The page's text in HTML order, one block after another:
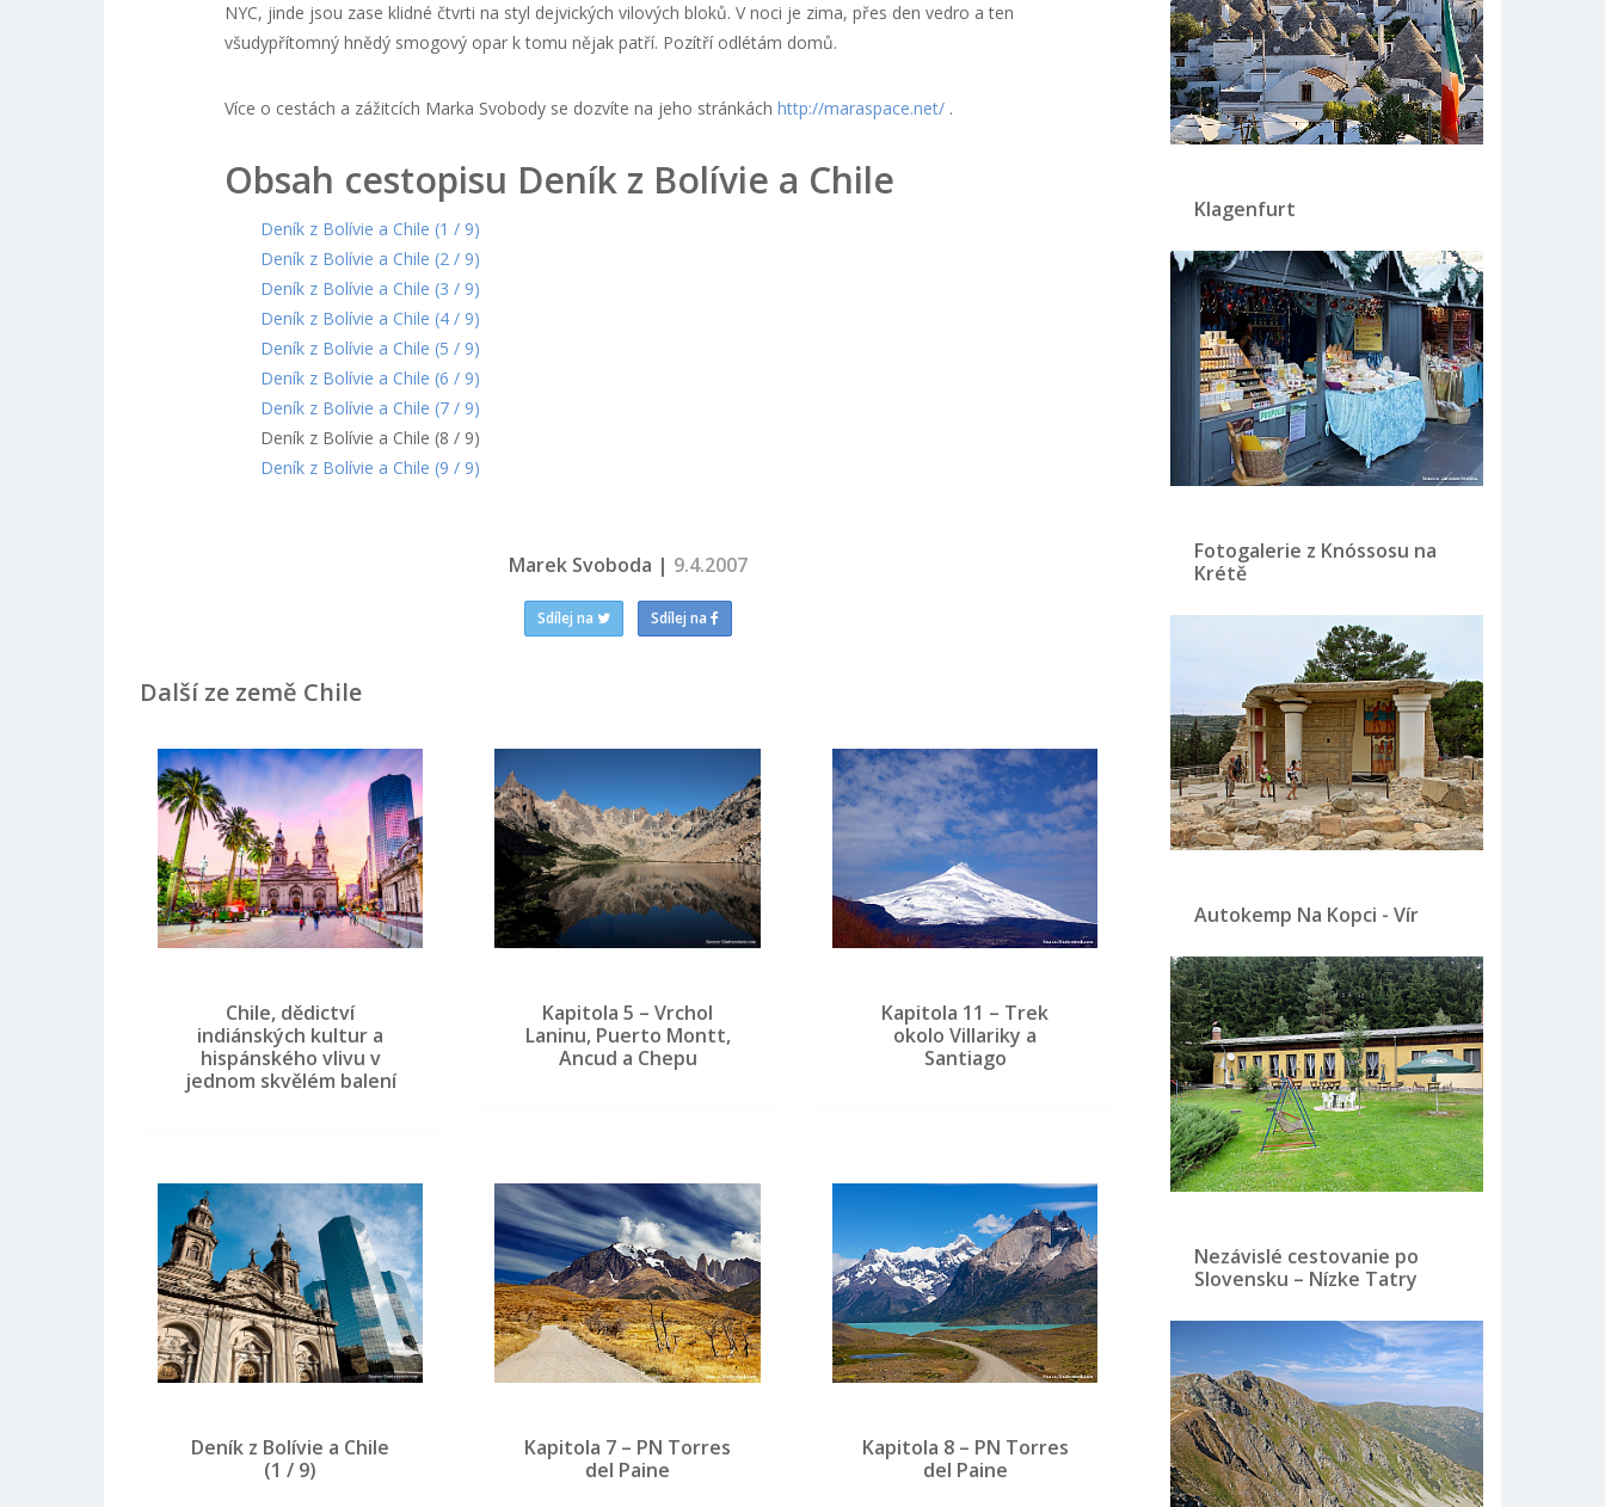
NYC, jinde jsou zase klidné čtvrti na styl dejvických vilových bloků. V noci je zima, přes den vedro a ten
všudypřítomný hnědý smogový opar k tomu nějak patří. Pozítří odlétám domů.
Více o cestách a zážitcích Marka Svobody se dozvíte na jeho stránkách http://maraspace.net/.
Obsah cestopisu Deník z Bolívie a Chile
Deník z Bolívie a Chile (1 / 9)
Deník z Bolívie a Chile (2 / 9)
Deník z Bolívie a Chile (3 / 9)
Deník z Bolívie a Chile (4 / 9)
Deník z Bolívie a Chile (5 / 9)
Deník z Bolívie a Chile (6 / 9)
Deník z Bolívie a Chile (7 / 9)
Deník z Bolívie a Chile (8 / 9)
Deník z Bolívie a Chile (9 / 9)
Marek Svoboda | 9.4.2007
Sdílej na Sdílej na
Další ze země Chile
Chile, dědictví
indiánských kultur a
hispánského vlivu v
jednom skvělém balení
Kapitola 5 – Vrchol
Laninu, Puerto Montt,
Ancud a Chepu
Kapitola 11 – Trek
okolo Villariky a
Santiago
Deník z Bolívie a Chile
(1 / 9)
Kapitola 7 – PN Torres
del Paine
Kapitola 8 – PN Torres
del Paine
Klagenfurt
Fotogalerie z Knóssosu na
Krétě
Autokemp Na Kopci - Vír
Nezávislé cestovanie po
Slovensku – Nízke Tatry